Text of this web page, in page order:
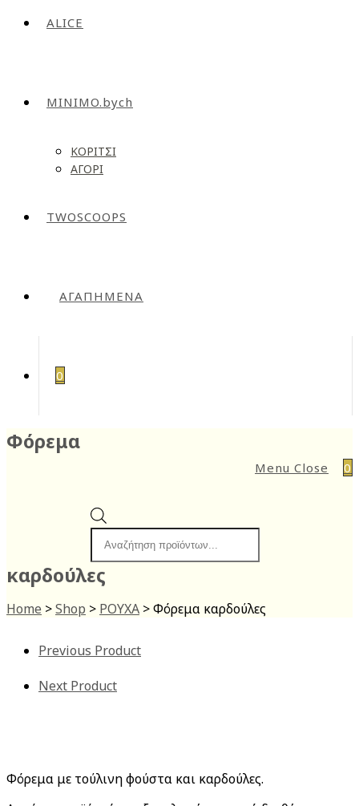
ALICE
MINIMO.bych
ΚΟΡΙΤΣΙ
ΑΓΟΡΙ
TWOSCOOPS
ΑΓΑΠΗΜΕΝΑ
0
0
Menu Close
search
Φόρεμα
καρδούλες
Home >Shop > ΡΟΥΧΑ >Φόρεμα καρδούλες
Previous Product
Next Product
Φόρεμα με τούλινη φούστα και καρδούλες.